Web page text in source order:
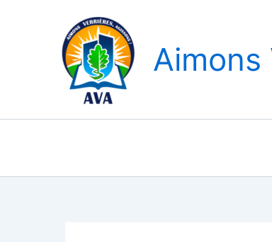
Aimons